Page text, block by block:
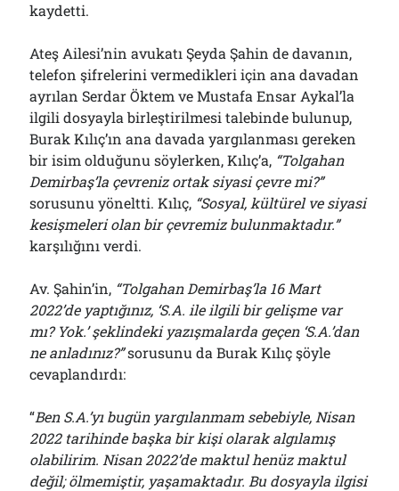
kaydetti.
Ateş Ailesi’nin avukatı Şeyda Şahin de davanın,
telefon şifrelerini vermedikleri için ana davadan
ayrılan Serdar Öktem ve Mustafa Ensar Aykal’la
ilgili dosyayla birleştirilmesi talebinde bulunup,
Burak Kılıç’ın ana davada yargılanması gereken
bir isim olduğunu söylerken, Kılıç’a, “Tolgahan
Demirbaş’la çevreniz ortak siyasi çevre mi?”
sorusunu yöneltti. Kılıç, “Sosyal, kültürel ve siyasi
kesişmeleri olan bir çevremiz bulunmaktadır.”
karşılığını verdi.
Av. Şahin’in, “Tolgahan Demirbaş’la 16 Mart
2022’de yaptığınız, ‘S.A. ile ilgili bir gelişme var
mı? Yok.’ şeklindeki yazışmalarda geçen ‘S.A.’dan
ne anladınız?”sorusunu da Burak Kılıç şöyle
cevaplandırdı:
“Ben S.A.’yı bugün yargılanmam sebebiyle, Nisan
2022 tarihinde başka bir kişi olarak algılamış
olabilirim. Nisan 2022’de maktul henüz maktul
değil; ölmemiştir, yaşamaktadır. Bu dosyayla ilgisi